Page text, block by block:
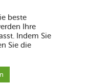
im
beste
Ihre
Indem Sie
Sie die